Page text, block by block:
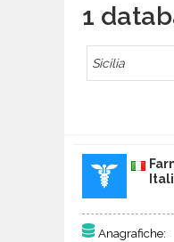
1
Sicilia
Anagrafiche: